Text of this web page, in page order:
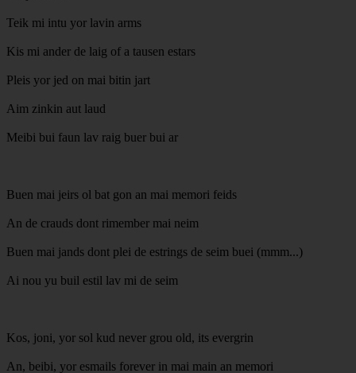
Teik mi intu yor lavin arms
Kis mi ander de laig of a tausen estars
Pleis yor jed on mai bitin jart
Aim zinkin aut laud
Meibi bui faun lav raig buer bui ar
Buen mai jeirs ol bat gon an mai memori feids
An de crauds dont rimember mai neim
Buen mai jands dont plei de estrings de seim buei (mmm...)
Ai nou yu buil estil lav mi de seim
Kos, joni, yor sol kud never grou old, its evergrin
An, beibi, yor esmails forever in mai main an memori